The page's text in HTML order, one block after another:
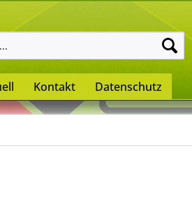
Kontakt Datenschutz